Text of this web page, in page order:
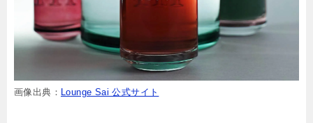
画像出典： Lounge Sai 公式サイト